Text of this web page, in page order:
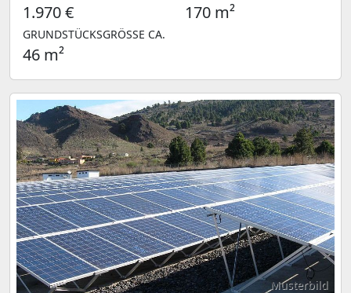
1.970 € 170 m²
GRUNDSTÜCKSGRÖSSE CA.
46 m²
Musterbild